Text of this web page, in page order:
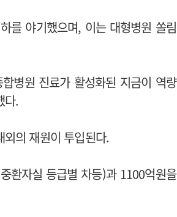
를 야기했으며, 이는 대형병원 쏠림
병원 진료가 활성화된 지금이 역량
다.
의 재원이 투입된다.
환자실 등급별 차등)과 1100억원을